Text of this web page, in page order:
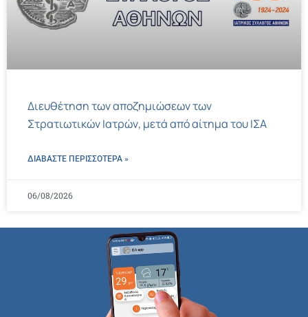
Διευθέτηση των αποζημιώσεων των
Στρατιωτικών Ιατρών, μετά από αίτημα του ΙΣΑ
ΔΙΑΒΑΣΤΕ ΠΕΡΙΣΣΌΤΕΡΑ »
06/08/2026